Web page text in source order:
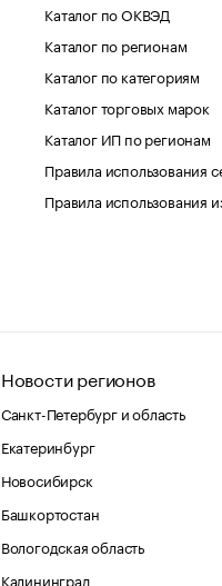
Каталог по ОКВЭД
Каталог по регионам
Каталог по категориям
Каталог торговых марок
Каталог ИП по регионам
Правила использования
Правила использования
Новости регионов
Санкт-Петербург и область
Екатеринбург
Новосибирск
Башкортостан
Вологодская область
Калининград